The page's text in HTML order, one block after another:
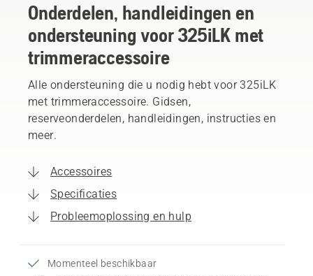
Onderdelen, handleidingen en
ondersteuning voor 325iLK met
trimmeraccessoire
Alle ondersteuning die u nodig hebt voor 325iLK
met trimmeraccessoire. Gidsen,
reserveonderdelen, handleidingen, instructies en
meer.
Accessoires
Specificaties
Probleemoplossing en hulp
Momenteel beschikbaar